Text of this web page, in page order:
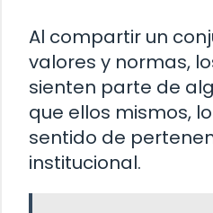
Al compartir un
valores y normas,
sienten parte de
que ellos mismos,
sentido de
institucional.